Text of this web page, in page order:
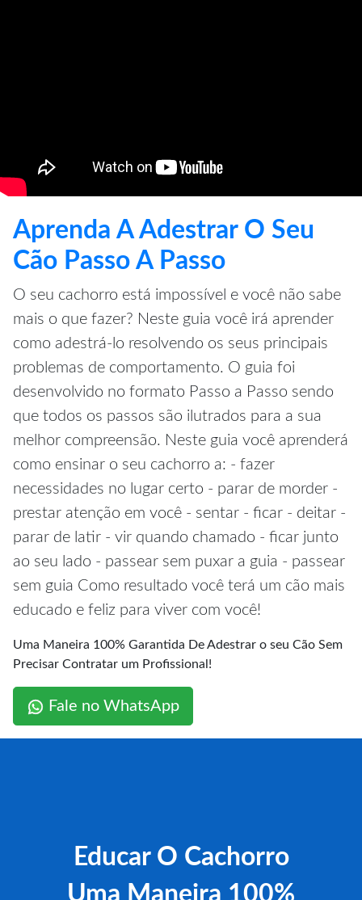
Aprenda A Adestrar O Seu
Cão Passo A Passo
O seu cachorro está impossível e você não sabe
mais o que fazer? Neste guia você irá aprender
como adestrá-lo resolvendo os seus principais
problemas de comportamento. O guia foi
desenvolvido no formato Passo a Passo sendo
que todos os passos são ilutrados para a sua
melhor compreensão. Neste guia você aprenderá
como ensinar o seu cachorro a: - fazer
necessidades no lugar certo - parar de morder -
prestar atenção em você - sentar - ficar - deitar -
parar de latir - vir quando chamado - ficar junto
ao seu lado - passear sem puxar a guia - passear
sem guia Como resultado você terá um cão mais
educado e feliz para viver com você!
Uma Maneira 100% Garantida De Adestrar o seu Cão Sem
Precisar Contratar um Profissional!
Fale no WhatsApp
Educar O Cachorro
Uma Maneira 100%